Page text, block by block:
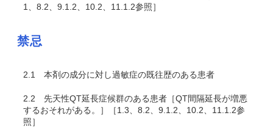
1、8.2、9.1.2、10.2、11.1.2参照］
禁忌
2.1 本剤の成分に対し過敏症の既往歴のある患者
2.2 先天性QT延長症候群のある患者［QT間隔延長が増悪
するおそれがある。］［1.3、8.2、9.1.2、10.2、11.1.2参
照］